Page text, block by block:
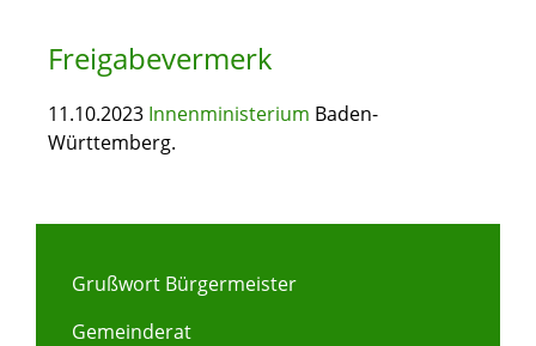
Freigabevermerk
11.10.2023 Innenministerium Baden-
Württemberg.
Grußwort Bürgermeister
Gemeinderat